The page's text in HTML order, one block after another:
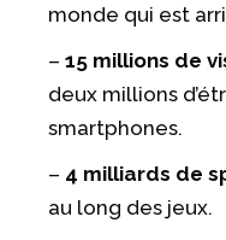
monde qui est
–15 millions de
deux millions
smartphones.
– 4 milliards de
au long des jeux.